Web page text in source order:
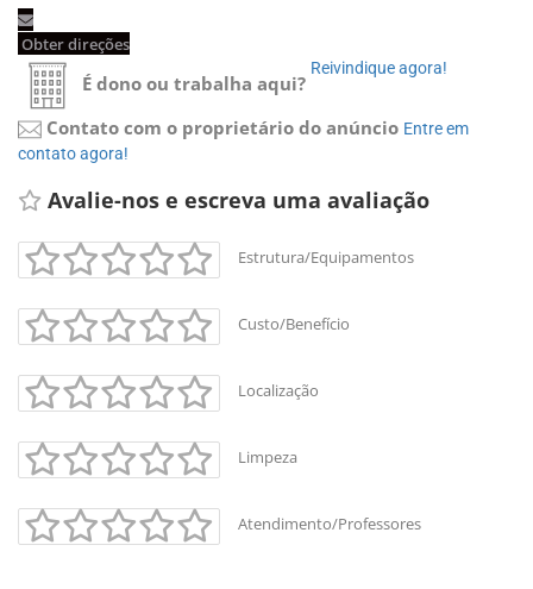
Obter direções
É dono ou trabalha aqui?
Reivindique agora!
Contato com o proprietário do anúncio Entre em
contato agora!
Avalie-nos e escreva uma avaliação
Estrutura/Equipamentos
Custo/Benefício
Localização
Limpeza
Atendimento/Professores